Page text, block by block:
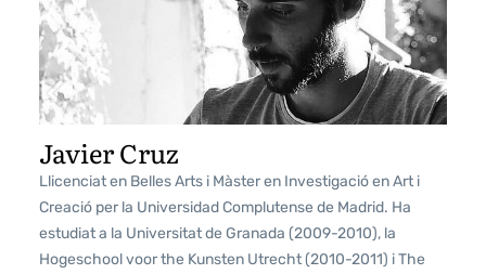
Javier Cruz
Llicenciat en Belles Arts i Màster en Investigació en Art i
Creació per la Universidad Complutense de Madrid. Ha
estudiat a la Universitat de Granada (2009-2010), la
Hogeschool voor the Kunsten Utrecht (2010-2011) i The